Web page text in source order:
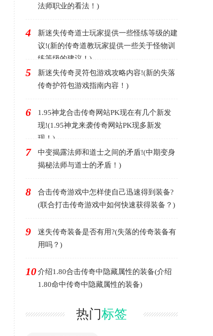
法师职业的看法！)
4
新迷失传奇道士玩家提供一些怪练等级的建
议!(新的传奇道教玩家提供一些关于怪物训
练等级的建议！)
5
新迷失传奇灵符包游戏攻略内容!(新的失落
传奇护符包游戏指南内容！)
6
1.95神龙合击传奇网站PK现在有几个新发
现!(1.95神龙来袭传奇网站PK现多新发
现！)
7
中变揭露法师和道士之间的矛盾!(中期变身
揭秘法师与道士的矛盾！)
8
合击传奇游戏中怎样使自己迅速得到装备?
(联合打击传奇游戏中如何快速获得装备？)
9
迷失传奇装备是否有用?(失落的传奇装备有
用吗？)
10介绍1.80合击传奇中隐藏属性的装备(介绍
1.80命中传奇中隐藏属性的装备)
热门标签